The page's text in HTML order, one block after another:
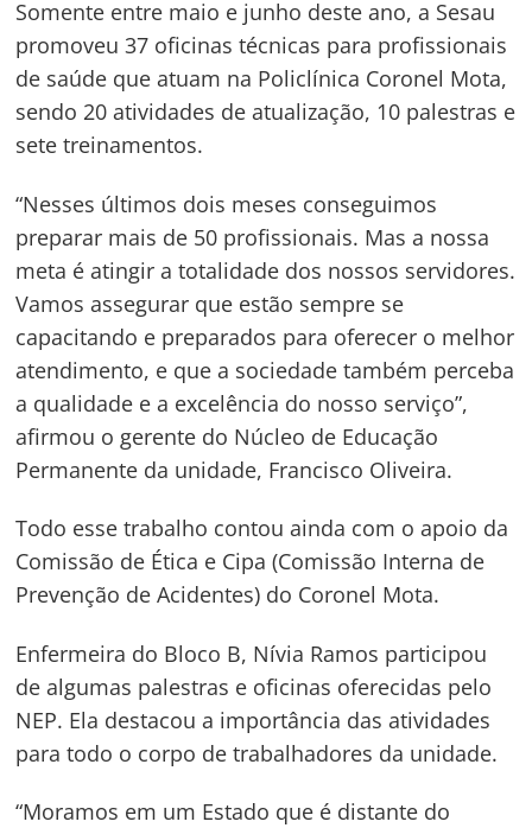
Somente entre maio e junho deste ano, a Sesau
promoveu 37 oficinas técnicas para profissionais
de saúde que atuam na Policlínica Coronel Mota,
sendo 20 atividades de atualização, 10 palestras e
sete treinamentos.
“Nesses últimos dois meses conseguimos
preparar mais de 50 profissionais. Mas a nossa
meta é atingir a totalidade dos nossos servidores.
Vamos assegurar que estão sempre se
capacitando e preparados para oferecer o melhor
atendimento, e que a sociedade também perceba
a qualidade e a excelência do nosso serviço”,
afirmou o gerente do Núcleo de Educação
Permanente da unidade, Francisco Oliveira.
Todo esse trabalho contou ainda com o apoio da
Comissão de Ética e Cipa (Comissão Interna de
Prevenção de Acidentes) do Coronel Mota.
Enfermeira do Bloco B, Nívia Ramos participou
de algumas palestras e oficinas oferecidas pelo
NEP. Ela destacou a importância das atividades
para todo o corpo de trabalhadores da unidade.
“Moramos em um Estado que é distante do
Navegação
Post